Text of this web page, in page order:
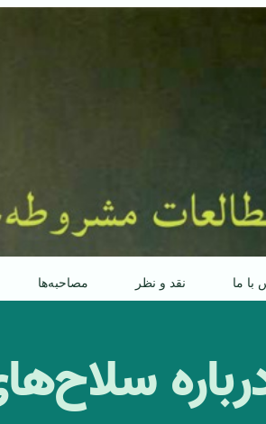
با ما نقد و نظر مصاحبه‌ها